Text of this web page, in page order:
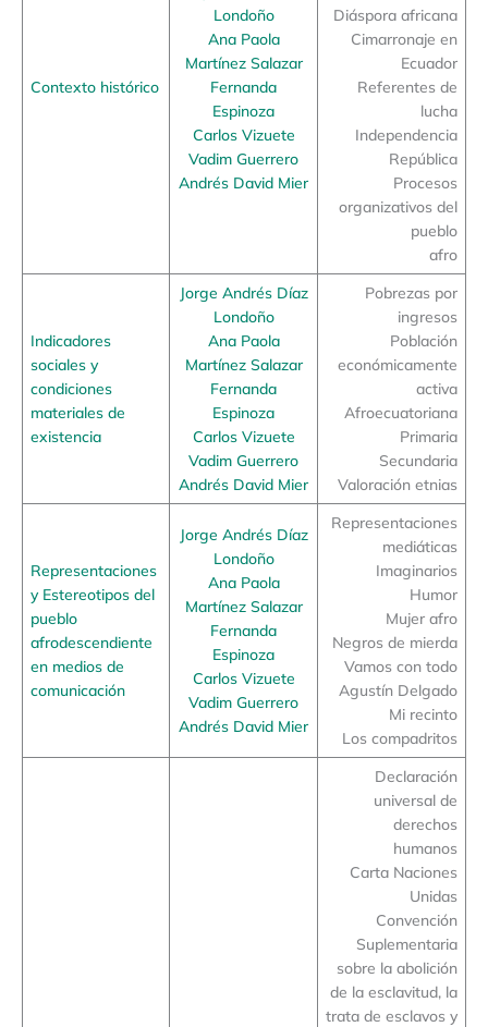
Contexto histórico
Londoño
Ana Paola
Martínez Salazar
Fernanda
Espinoza
Carlos Vizuete
Vadim Guerrero
Andrés David Mier
Diáspora africana
Cimarronaje en
Ecuador
Referentes de
lucha
Independencia
República
Procesos
organizativos del
pueblo
afro
Indicadores
sociales y
condiciones
materiales de
existencia
Jorge Andrés Díaz
Londoño
Ana Paola
Martínez Salazar
Fernanda
Espinoza
Carlos Vizuete
Vadim Guerrero
Andrés David Mier
Pobrezas por
ingresos
Población
económicamente
activa
Afroecuatoriana
Primaria
Secundaria
Valoración etnias
Representaciones
y Estereotipos del
pueblo
afrodescendiente
en medios de
comunicación
Jorge Andrés Díaz
Londoño
Ana Paola
Martínez Salazar
Fernanda
Espinoza
Carlos Vizuete
Vadim Guerrero
Andrés David Mier
Representaciones
mediáticas
Imaginarios
Humor
Mujer afro
Negros de mierda
Vamos con todo
Agustín Delgado
Mi recinto
Los compadritos
Declaración
universal de
derechos
humanos
Carta Naciones
Unidas
Convención
Suplementaria
sobre la abolición
de la esclavitud, la
trata de esclavos y